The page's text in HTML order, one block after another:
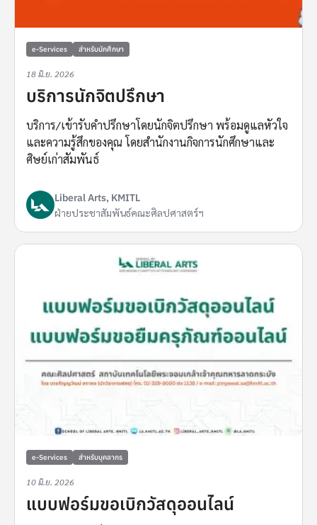
e-Services สำหรับนักศึกษา
18 มิ.ย. 2026
บริการนักจิตปรึกษา
บริการ/เข้ารับคำปรึกษาโดยนักจิตปรึกษา พร้อมดูแลหัวใจ
และความรู้สึกของคุณ โดยสำนักงานกิจการนักศึกษาและ
ศิษย์เก่าสัมพันธ์
Liberal Arts, KMITL
ฝ่ายประชาสัมพันธ์คณะศิลปศาสตร์ฯ
e-Services สำหรับบุคลากร
10 มิ.ย. 2026
แบบฟอร์มขอเบิกวัสดุออนไลน์